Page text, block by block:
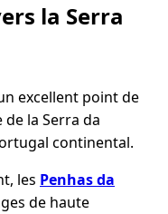
la Serra
excellent point de
la Serra da
continental.
les Penhas da
de haute